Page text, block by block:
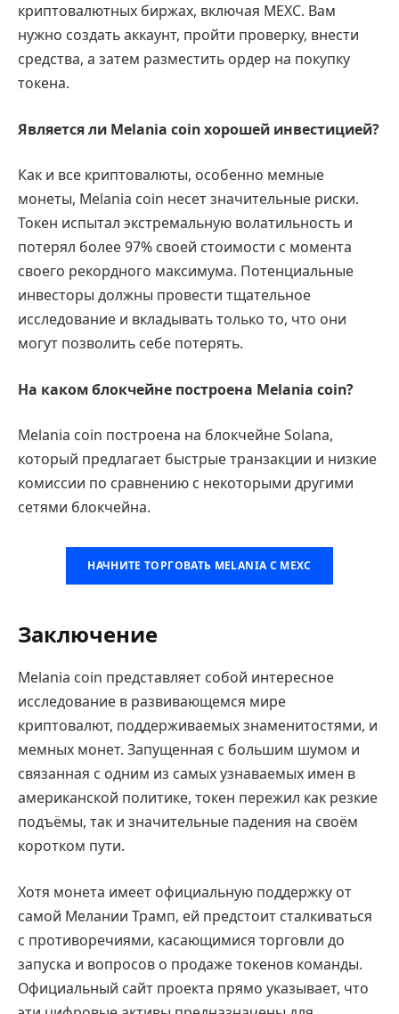
криптовалютных биржах, включая MEXC. Вам
нужно создать аккаунт, пройти проверку, внести
средства, а затем разместить ордер на покупку
токена.
Является ли Melania coin хорошей инвестицией?
Как и все криптовалюты, особенно мемные
монеты, Melania coin несет значительные риски.
Токен испытал экстремальную волатильность и
потерял более 97% своей стоимости с момента
своего рекордного максимума. Потенциальные
инвесторы должны провести тщательное
исследование и вкладывать только то, что они
могут позволить себе потерять.
На каком блокчейне построена Melania coin?
Melania coin построена на блокчейне Solana,
который предлагает быстрые транзакции и низкие
комиссии по сравнению с некоторыми другими
сетями блокчейна.
НАЧНИТЕ ТОРГОВАТЬ MELANIA С MEXC
Заключение
Melania coin представляет собой интересное
исследование в развивающемся мире
криптовалют, поддерживаемых знаменитостями, и
мемных монет. Запущенная с большим шумом и
связанная с одним из самых узнаваемых имен в
американской политике, токен пережил как резкие
подъёмы, так и значительные падения на своём
коротком пути.
Хотя монета имеет официальную поддержку от
самой Мелании Трамп, ей предстоит сталкиваться
с противоречиями, касающимися торговли до
запуска и вопросов о продаже токенов команды.
Официальный сайт проекта прямо указывает, что